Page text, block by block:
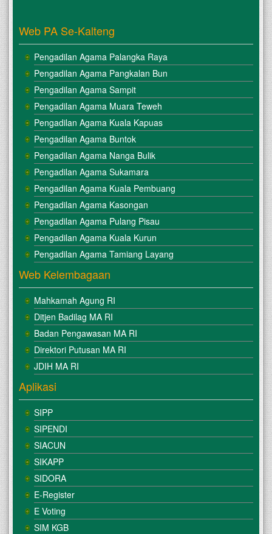
Web PA Se-Kalteng
Pengadilan Agama Palangka Raya
Pengadilan Agama Pangkalan Bun
Pengadilan Agama Sampit
Pengadilan Agama Muara Teweh
Pengadilan Agama Kuala Kapuas
Pengadilan Agama Buntok
Pengadilan Agama Nanga Bulik
Pengadilan Agama Sukamara
Pengadilan Agama Kuala Pembuang
Pengadilan Agama Kasongan
Pengadilan Agama Pulang Pisau
Pengadilan Agama Kuala Kurun
Pengadilan Agama Tamiang Layang
Web Kelembagaan
Mahkamah Agung RI
Ditjen Badilag MA RI
Badan Pengawasan MA RI
Direktori Putusan MA RI
JDIH MA RI
Aplikasi
SIPP
SIPENDI
SIACUN
SIKAPP
SIDORA
E-Register
E Voting
SIM KGB